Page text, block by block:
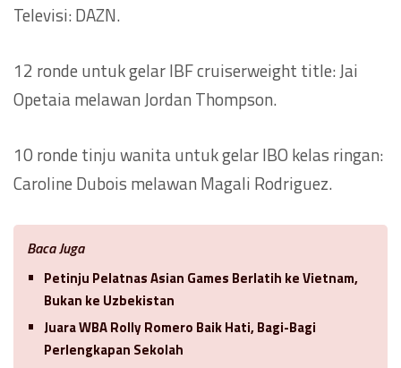
Televisi: DAZN.
12 ronde untuk gelar IBF cruiserweight title: Jai
Opetaia melawan Jordan Thompson.
10 ronde tinju wanita untuk gelar IBO kelas ringan:
Caroline Dubois melawan Magali Rodriguez.
Baca Juga
Petinju Pelatnas Asian Games Berlatih ke Vietnam,
Bukan ke Uzbekistan
Juara WBA Rolly Romero Baik Hati, Bagi-Bagi
Perlengkapan Sekolah